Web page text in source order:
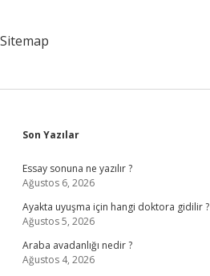
Sitemap
Sidebar
Son Yazılar
Essay sonuna ne yazılır ?
Ağustos 6, 2026
Ayakta uyuşma için hangi doktora gidilir ?
Ağustos 5, 2026
Araba avadanlığı nedir ?
Ağustos 4, 2026